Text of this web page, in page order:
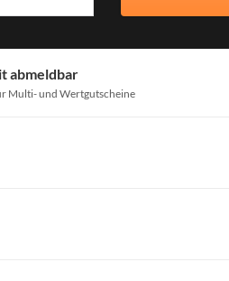
abmeldbar
Multi- und Wertgutscheine